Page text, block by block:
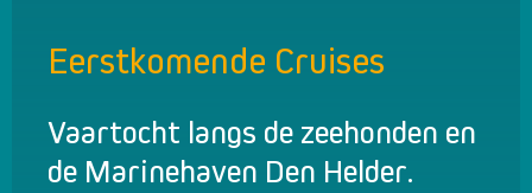
Eerstkomende Cruises
Vaartocht langs de zeehonden en
de Marinehaven Den Helder.